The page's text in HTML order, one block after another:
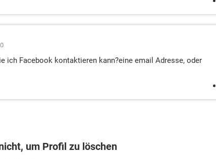
ich Facebook kontaktieren kann?eine email Adresse, oder
um Profil zu löschen